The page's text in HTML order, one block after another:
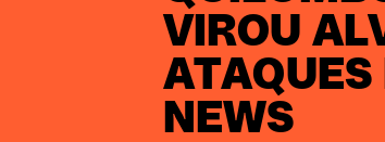
VIROU
ATAQUES
NEWS